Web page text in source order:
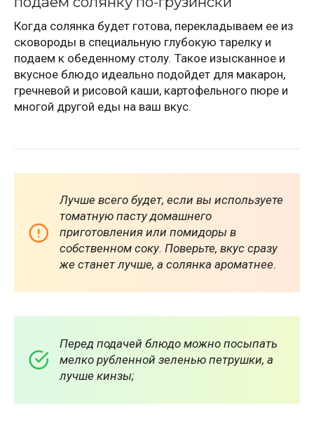
Когда солянка будет готова, перекладываем ее из
сковороды в специальную глубокую тарелку и
подаем к обеденному столу. Такое изысканное и
вкусное блюдо идеально подойдет для макарон,
гречневой и рисовой каши, картофельного пюре и
многой другой еды на ваш вкус.
Лучше всего будет, если вы используете
томатную пасту домашнего
приготовления или помидоры в
собственном соку. Поверьте, вкус сразу
же станет лучше, а солянка ароматнее.
Перед подачей блюдо можно посыпать
мелко рубленной зеленью петрушки, а
лучше кинзы;